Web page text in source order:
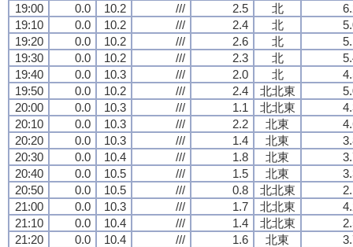
19:00
0.0 10.2 /// 2.5 北
19:10
0.0 10.2 /// 2.4 北
19:20
0.0 10.2 /// 2.6 北
19:30
0.0 10.2 /// 2.3 北
19:40
0.0 10.3 /// 2.0 北
19:50
0.0 10.2 /// 2.4 北北東
20:00
0.0 10.3 /// 1.1 北北東
20:10
0.0 10.3 /// 2.2 北東
20:20
0.0 10.3 /// 1.4 北東
20:30
0.0 10.4 /// 1.8 北東
20:40
0.0 10.5 /// 1.5 北東
20:50
0.0 10.5 /// 0.8 北北東
21:00
0.0 10.3 /// 1.7 北北東
21:10
0.0 10.4 /// 1.4 北北東
21:20
0.0 10.4 /// 1.6 北東